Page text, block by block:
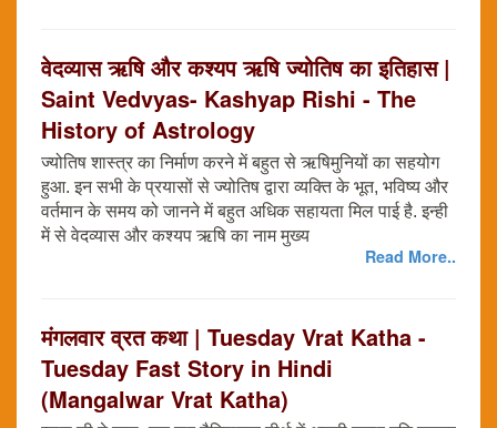
वेदव्यास ऋषि और कश्यप ऋषि ज्योतिष का इतिहास |
Saint Vedvyas- Kashyap Rishi - The
History of Astrology
ज्योतिष शास्त्र का निर्माण करने में बहुत से ऋषिमुनियों का सहयोग
हुआ. इन सभी के प्रयासों से ज्योतिष द्वारा व्यक्ति के भूत, भविष्य और
वर्तमान के समय को जानने में बहुत अधिक सहायता मिल पाई है. इन्ही
में से वेदव्यास और कश्यप ऋषि का नाम मुख्य
Read More..
मंगलवार व्रत कथा | Tuesday Vrat Katha -
Tuesday Fast Story in Hindi
(Mangalwar Vrat Katha)